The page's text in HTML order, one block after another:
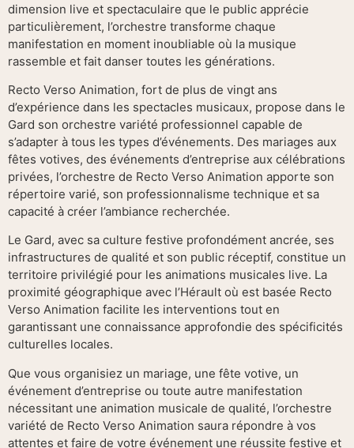
dimension live et spectaculaire que le public apprécie
particulièrement, l’orchestre transforme chaque
manifestation en moment inoubliable où la musique
rassemble et fait danser toutes les générations.
Recto Verso Animation, fort de plus de vingt ans
d’expérience dans les spectacles musicaux, propose dans le
Gard son orchestre variété professionnel capable de
s’adapter à tous les types d’événements. Des mariages aux
fêtes votives, des événements d’entreprise aux célébrations
privées, l’orchestre de Recto Verso Animation apporte son
répertoire varié, son professionnalisme technique et sa
capacité à créer l’ambiance recherchée.
Le Gard, avec sa culture festive profondément ancrée, ses
infrastructures de qualité et son public réceptif, constitue un
territoire privilégié pour les animations musicales live. La
proximité géographique avec l’Hérault où est basée Recto
Verso Animation facilite les interventions tout en
garantissant une connaissance approfondie des spécificités
culturelles locales.
Que vous organisiez un mariage, une fête votive, un
événement d’entreprise ou toute autre manifestation
nécessitant une animation musicale de qualité, l’orchestre
variété de Recto Verso Animation saura répondre à vos
attentes et faire de votre événement une réussite festive et